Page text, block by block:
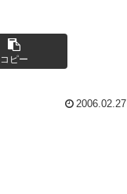
コピー
2006.02.27